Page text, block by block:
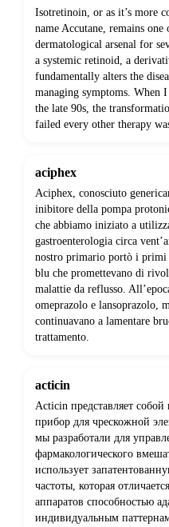
Isotretinoin, or as it’s more
name Accutane, remains
dermatological arsenal for
a systemic retinoid, a
fundamentally alters the
managing symptoms. When
the late 90s, the
failed every other therapy
aciphex
Aciphex, conosciuto
inibitore della pompa
che abbiamo iniziato a
gastroenterologia circa
nostro primario portò i primi
blu che promettevano di
malattie da reflusso.
omeprazolo e lansoprazolo,
continuavano a lamentare
trattamento.
acticin
Acticin представляет
прибор для чрескожной
мы разработали для
фармакологического
использует
частоты, которая
аппаратов способностью
индивидуальным